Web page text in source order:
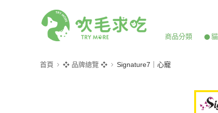
商品分類 𒊹貓
首頁 ❖ 品牌總覽 ❖ Signature7｜心寵